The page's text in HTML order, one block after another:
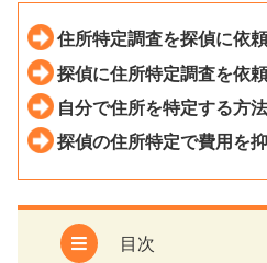
住所特定調査を探偵に依
探偵に住所特定調査を依
自分で住所を特定する方
探偵の住所特定で費用を
目次